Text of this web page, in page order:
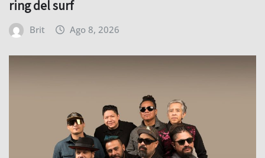
ring del surf
Brit Ago 8, 2026